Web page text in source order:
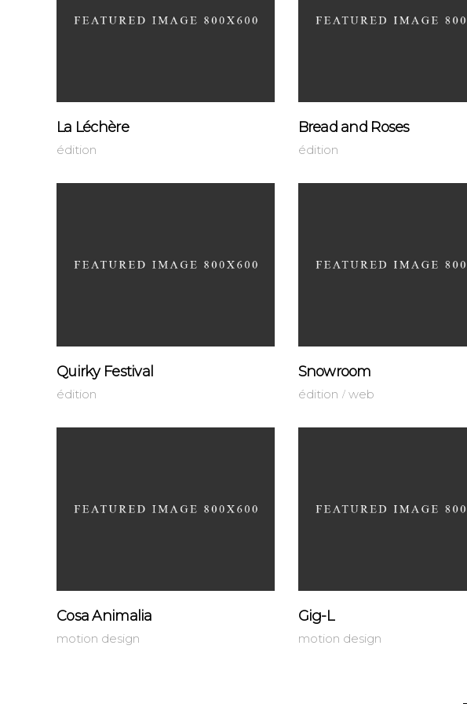
La Léchère
édition
Bread and Roses
édition
Quirky Festival
édition
Snowroom
édition web
Cosa Animalia
motion design
Gig-L
motion design